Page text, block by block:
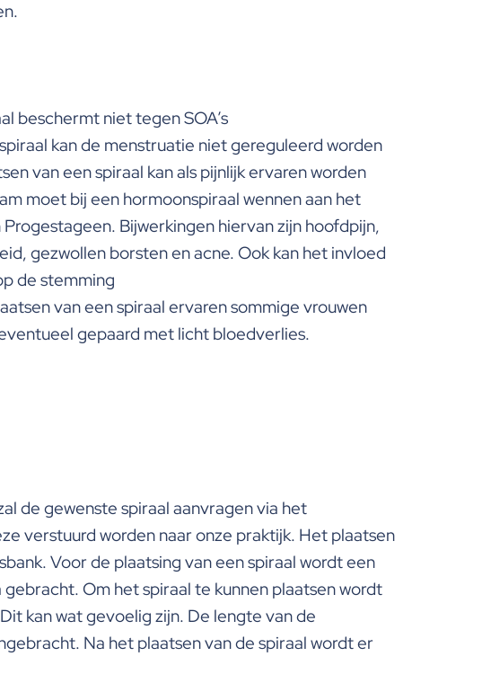
beschermt niet tegen SOA’s
kan de menstruatie niet gereguleerd worden
van een spiraal kan als pijnlijk ervaren worden
moet bij een hormoonspiraal wennen aan het
Bijwerkingen hiervan zijn hoofdpijn,
gezwollen borsten en acne. Ook kan het invloed
de stemming
van een spiraal ervaren sommige vrouwen
gepaard met licht bloedverlies.
de gewenste spiraal aanvragen via het
verstuurd worden naar onze praktijk. Het plaatsen
Voor de plaatsing van een spiraal wordt een
Om het spiraal te kunnen plaatsen wordt
kan wat gevoelig zijn. De lengte van de
Na het plaatsen van de spiraal wordt er